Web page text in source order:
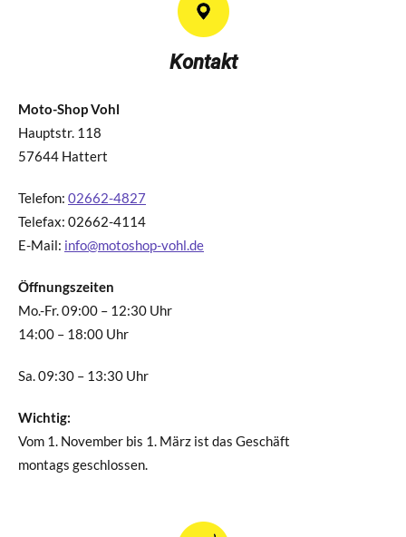
Kontakt
Moto-Shop Vohl
Hauptstr. 118
57644 Hattert
Telefon: 02662-4827
Telefax: 02662-4114
E-Mail: info@motoshop-vohl.de
Öffnungszeiten
Mo.-Fr. 09:00 – 12:30 Uhr
14:00 – 18:00 Uhr
Sa. 09:30 – 13:30 Uhr
Wichtig:
Vom 1. November bis 1. März ist das Geschäft
montags geschlossen.